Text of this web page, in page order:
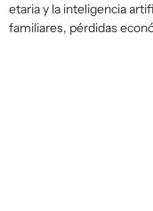
etaria y la inteligencia
familiares, pérdidas